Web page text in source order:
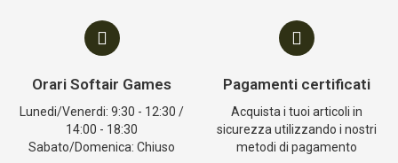
Orari Softair Games
Lunedi/Venerdi: 9:30 - 12:30 /
14:00 - 18:30
Sabato/Domenica: Chiuso
Pagamenti certificati
Acquista i tuoi articoli in
sicurezza utilizzando i nostri
metodi di pagamento